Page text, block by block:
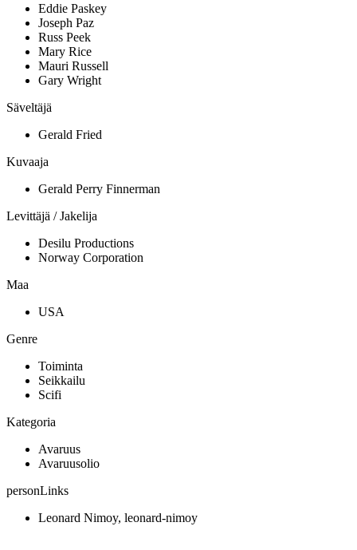
Eddie Paskey
Joseph Paz
Russ Peek
Mary Rice
Mauri Russell
Gary Wright
Säveltäjä
Gerald Fried
Kuvaaja
Gerald Perry Finnerman
Levittäjä / Jakelija
Desilu Productions
Norway Corporation
Maa
USA
Genre
Toiminta
Seikkailu
Scifi
Kategoria
Avaruus
Avaruusolio
personLinks
Leonard Nimoy, leonard-nimoy